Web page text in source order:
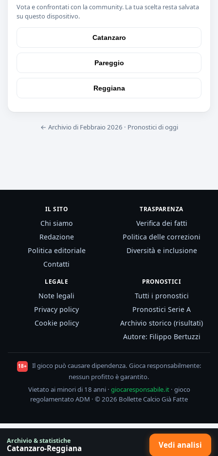
Vota e confrontati con la community. La tua scelta resta salvata
su questo dispositivo.
Catanzaro
Pareggio
Reggiana
← Archivio di Febbraio 2026 · Pronostici di oggi
IL SITO
Chi siamo
Redazione
Politica editoriale
Contatti
TRASPARENZA
Verifica dei fatti
Politica delle correzioni
Diversità e inclusione
LEGALE
Note legali
Privacy policy
Cookie policy
PRONOSTICI
Tutti i pronostici
Pronostici Serie A
Archivio storico (risultati)
Autore: Filippo Bertuzzi
18+
Il gioco può causare dipendenza. Gioca responsabilmente:
nessun profitto è garantito.
Vietato ai minori di 18 anni · giocaresponsabile.it· gioco
regolamentato ADM · © 2026 Bollette Calcio Già Fatte
Archivio & statistiche
Catanzaro-Reggiana Vedi analisi